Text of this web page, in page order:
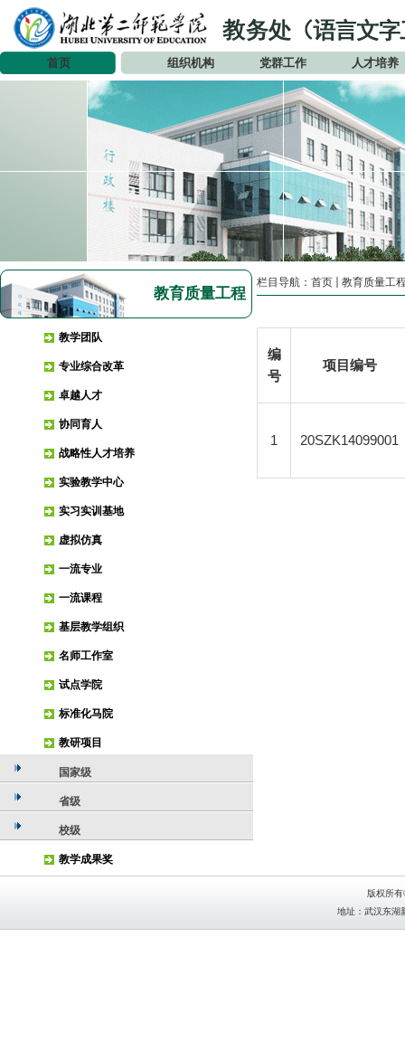
首页 组织机构 党群工作 人才培养
教育质量工程
教学团队
专业综合改革
卓越人才
协同育人
战略性人才培养
实验教学中心
实习实训基地
虚拟仿真
一流专业
一流课程
基层教学组织
名师工作室
试点学院
标准化马院
教研项目
国家级
省级
校级
教学成果奖
栏目导航： 首页 教育质量工
编
号
项目编号
1 20SZK14099001
版权所
地址：武汉东湖